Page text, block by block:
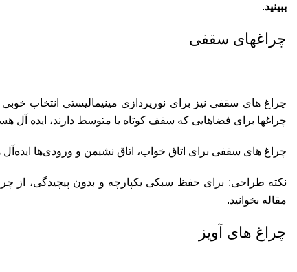
ببینید.
چراغهای سقفی
چراغ های سقفی نیز برای نورپردازی مینیمالیستی انتخاب
چراغها برای فضاهایی که سقف کوتاه یا متوسط دارند، ایده آل
چراغ های سقفی برای اتاق خواب، اتاق نشیمن و ورودی‌ها
نکته طراحی: برای حفظ سبکی یکپارچه و بدون پیچیدگی، از
مقاله بخوانید.
چراغ های آویز